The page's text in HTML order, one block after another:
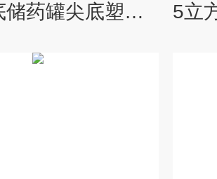
2立方尖底储药罐尖底塑料储药罐厂家